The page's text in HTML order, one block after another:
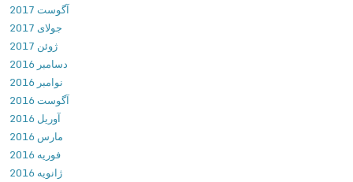
e
r
P
r
e
m
i
u
m
v
آگوست 2017
جولای 2017
ژوئن 2017
دسامبر 2016
نوامبر 2016
آگوست 2016
آوریل 2016
مارس 2016
فوریه 2016
ژانویه 2016